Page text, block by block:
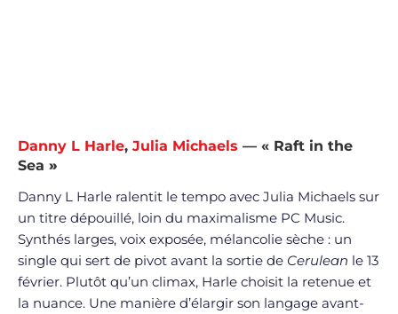
Danny L Harle, Julia Michaels — « Raft in the
Sea »
Danny L Harle ralentit le tempo avec Julia Michaels sur
un titre dépouillé, loin du maximalisme PC Music.
Synthés larges, voix exposée, mélancolie sèche : un
single qui sert de pivot avant la sortie de Cerulean le 13
février. Plutôt qu’un climax, Harle choisit la retenue et
la nuance. Une manière d’élargir son langage avant-